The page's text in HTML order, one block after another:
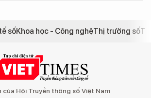
sốKhoa học - Công nghệThị trường số
của Hội Truyền thông số Việt Nam